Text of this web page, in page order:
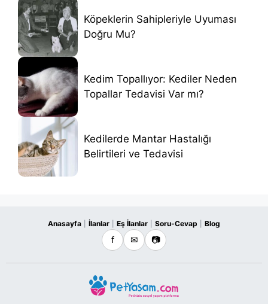
Köpeklerin Sahipleriyle Uyuması
Doğru Mu?
Kedim Topallıyor: Kediler Neden
Topallar Tedavisi Var mı?
Kedilerde Mantar Hastalığı
Belirtileri ve Tedavisi
Anasayfa İlanlar Eş İlanlar Soru-Cevap Blog
f ✉ 📷